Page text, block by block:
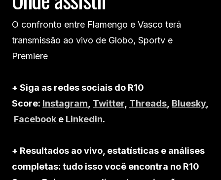
O confronto entre Flamengo e Vasco terá
transmissão ao vivo de Globo, Sportv e
Premiere
+ Siga as redes sociais do R10
Score: Instagram, Twitter, Threads, Bluesky,
Facebook e Linkedin.
+ Resultados ao vivo, estatísticas e análises
completas: tudo isso você encontra no R10